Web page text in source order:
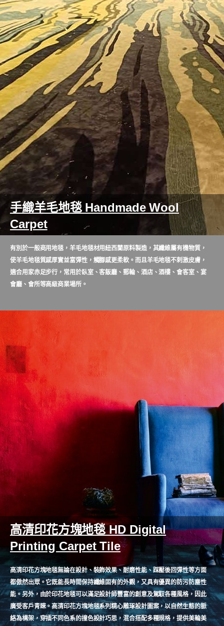
手織羊毛地毯 Handmade Wool
Carpet
有別於一般商用地毯，羊毛地毯材用紐西蘭原料製造，其纖維屬有機物質，
使羊毛地毯質感厚實並富彈性，觸腳感更柔軟。而且羊毛地毯不剌激皮膚，
適合用家赤足步行，常用於臥室、客飯廳、郵輪、酒店、酒樓、會客室、宴
會廳、會所等高級商業場所。
高清印花方塊地毯 HD Digital
Printing Carpet Tile
高清印花方塊地毯無論在設計、裝飾效果、耐磨性能、踩壓後回彈性等方面
都傲然出眾。它既能長時間保持纖維固有的外觀，又具有優異的防污防塵性
能。另外，由於印花地毯可以滿足設計師豐富的創意及駕馭各種風格，因此
廣受客戶青睞。高清印花方塊地毯系列精心雕琢設計圖案，以自然生態的脈
絡為構架，穿插不同色系的撞色設計巧思，混合搭配多種規格，提供美輪美